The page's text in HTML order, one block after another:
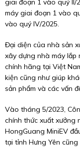
giai đoạn 1 vào quý
máy giai đoạn 1 vào
vào quý IV/2025.
Đại diện của nhà sản
xây dựng nhà máy lắp
chính hãng tại Việt
kiện cũng như giúp
sản phẩm và các vấn
Vào tháng 5/2023,
chính thức xuất xưởng
HongGuang MiniEV
tại tỉnh Hưng Yên cũng